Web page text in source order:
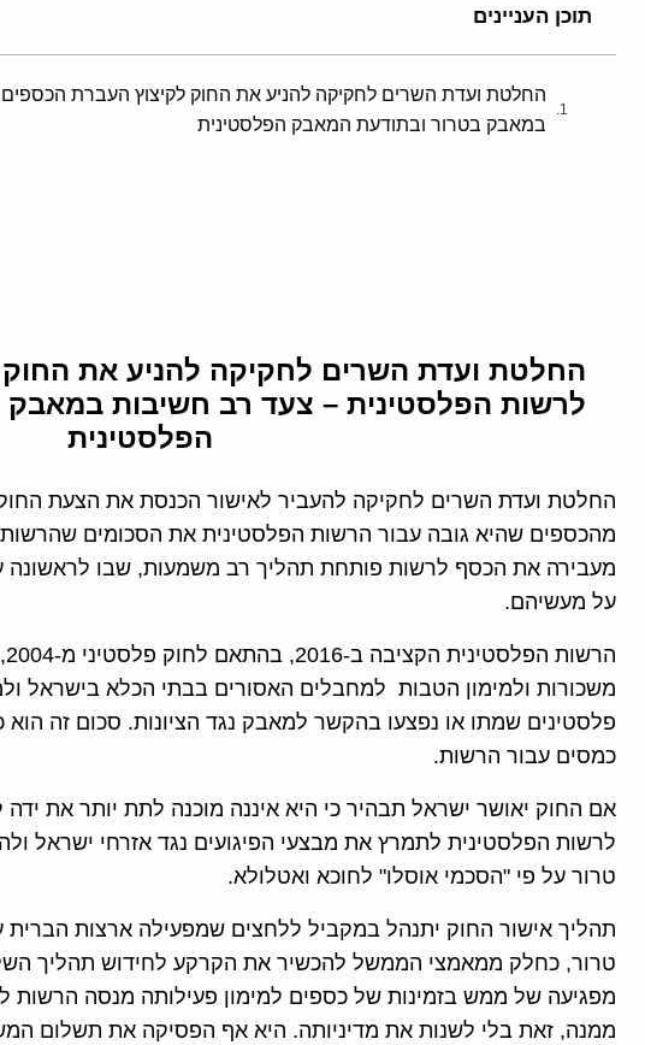
תוכן העניינים
החלטת ועדת השרים לחקיקה להניע את החוק לקיצוץ העברת
במאבק בטרור ובתודעת המאבק הפלסטינית
החלטת ועדת השרים לחקיקה להניע את
לרשות הפלסטינית – צעד רב חשיבות
הפלסטינית
החלטת ועדת השרים לחקיקה להעביר לאישור הכנסת את הצעת
מהכספים שהיא גובה עבור הרשות הפלסטינית את הסכומים
מעבירה את הכסף לרשות פותחת תהליך רב משמעות, שבו לראשונה
על מעשיהם.
משכורות ולמימון הטבות למחבלים האסורים בבתי הכלא בישראל
פלסטינים שמתו או נפצעו בהקשר למאבק נגד הציונות. סכום זה
כמסים עבור הרשות.
אם החוק יאושר ישראל תבהיר כי היא איננה מוכנה לתת יותר את
לרשות הפלסטינית לתמרץ את מבצעי הפיגועים נגד אזרחי ישראל
טרור על פי "הסכמי אוסלו" לחוכא ואטלולא.
תהליך אישור החוק יתנהל במקביל ללחצים שמפעילה ארצות
טרור, כחלק ממאמצי הממשל להכשיר את הקרקע לחידוש תהליך
מפגיעה של ממש בזמינות של כספים למימון פעילותה מנסה הרשות